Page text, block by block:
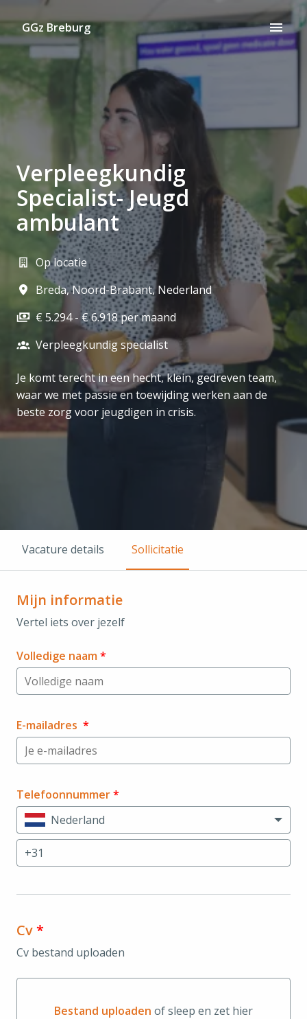
Overslaan
naar
content
GGz Breburg
Homepagina
Verpleegkundig
Specialist- Jeugd
ambulant
Op locatie
Breda,Noord-Brabant, Nederland
€ 5.294 - € 6.918 per maand
Verpleegkundig specialist
Je komt terecht in een hecht, klein, gedreven team,
waar we met passie en toewijding werken aan de
beste zorg voor jeugdigen in crisis.
Vacature details Sollicitatie
Mijn informatie
Vertel iets over jezelf
Volledige naam*
E-mailadres *
Telefoonnummer*
Nederland
Cv*
Cv bestand uploaden
Bestand uploaden of sleep en zet hier